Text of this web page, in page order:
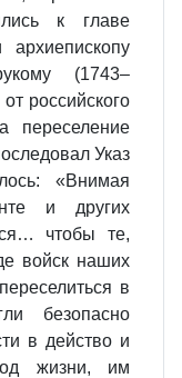
к главе
(1743–
российского
переселение
Указ
«Внимая
и других
чтобы те,
войск наших
в
безопасно
в действо и
жизни, им